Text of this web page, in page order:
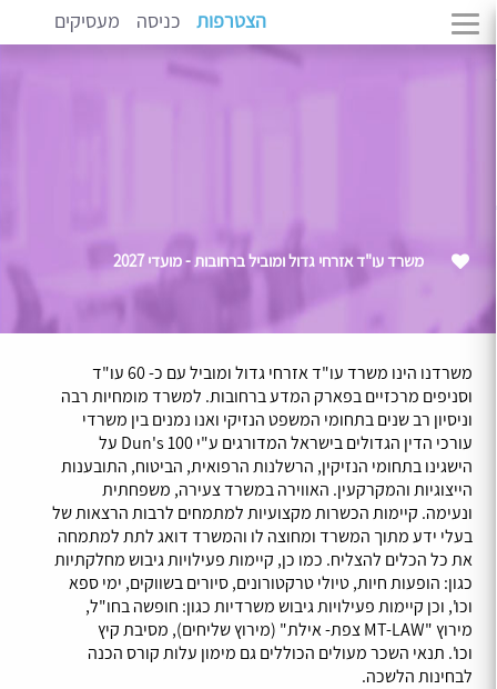
הצטרפות כניסה מעסיקים
משרד עו"ד אזרחי גדול ומוביל ברחובות - מועדי 2027
משרדנו הינו משרד עו"ד אזרחי גדול ומוביל עם כ- 60 עו"ד
וסניפים מרכזיים בפארק המדע ברחובות. למשרד מומחיות רבה
וניסיון רב שנים בתחומי המשפט הנזיקי ואנו נמנים בין משרדי
עורכי הדין הגדולים בישראל המדורגים ע"י Dun's 100 על
הישגינו בתחומי הנזיקין, הרשלנות הרפואית, הביטוח, התובענות
הייצוגיות והמקרקעין. האווירה במשרד צעירה, משפחתית
ונעימה. קיימות הכשרות מקצועיות למתמחים לרבות הרצאות של
בעלי ידע מתוך המשרד ומחוצה לו והמשרד דואג לתת למתמחה
את כל הכלים להצליח. כמו כן, קיימות פעילויות גיבוש מחלקתיות
כגון: הופעות חיות, טיולי טרקטורונים, סיורים בשווקים, ימי ספא
וכו', וכן קיימות פעילויות גיבוש משרדיות כגון: חופשה בחו"ל,
מירוץ "MT-LAW צפת- אילת" (מירוץ שליחים), מסיבת קיץ
וכו'. תנאי השכר מעולים הכוללים גם מימון עלות קורס הכנה
לבחינות הלשכה.